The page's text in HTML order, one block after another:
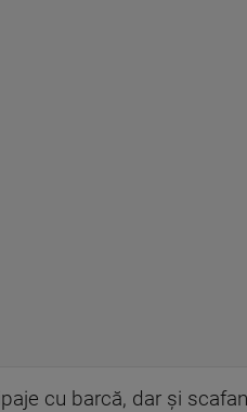
cu barcă, dar și